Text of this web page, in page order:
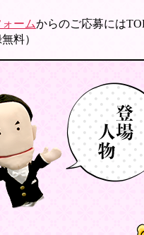
ームからのご応募には
料）